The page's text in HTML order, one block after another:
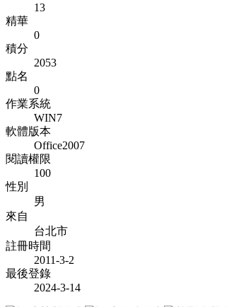
13
精華
0
積分
2053
點名
0
作業系統
WIN7
軟體版本
Office2007
閱讀權限
100
性別
男
來自
台北市
註冊時間
2011-3-2
最後登錄
2024-3-14